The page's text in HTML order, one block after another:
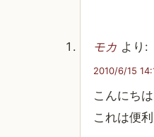
モカ より:
2010/6/15
こんにちは
これは便利